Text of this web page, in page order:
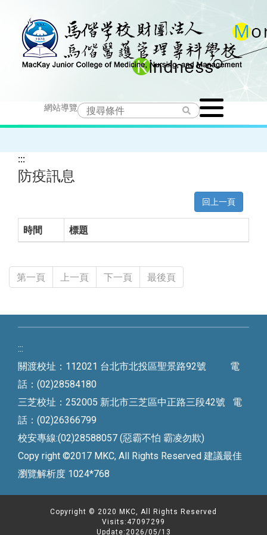
容
網站導覽
Toggle
navigation
:::
防疫訊息
回上一頁
時間 標題
第一頁 上一頁 下一頁 最後頁
:::
關渡校址：112021 台北市北投區聖景路92號 電
話：(02)28584180
三芝校址：252005 新北市三芝區中正路三段42號 電
話：(02)26366799
校安專線:(02)28588057 (惡霸不怕 霸凌勿欺)
Copy right ©2017 MKC, All Rights Reserved 建議最佳
瀏覽解析度 1024*768
Copyright © 2020 MKC, All Rights Reserved
Visits:47097299
Update:2026/05/13